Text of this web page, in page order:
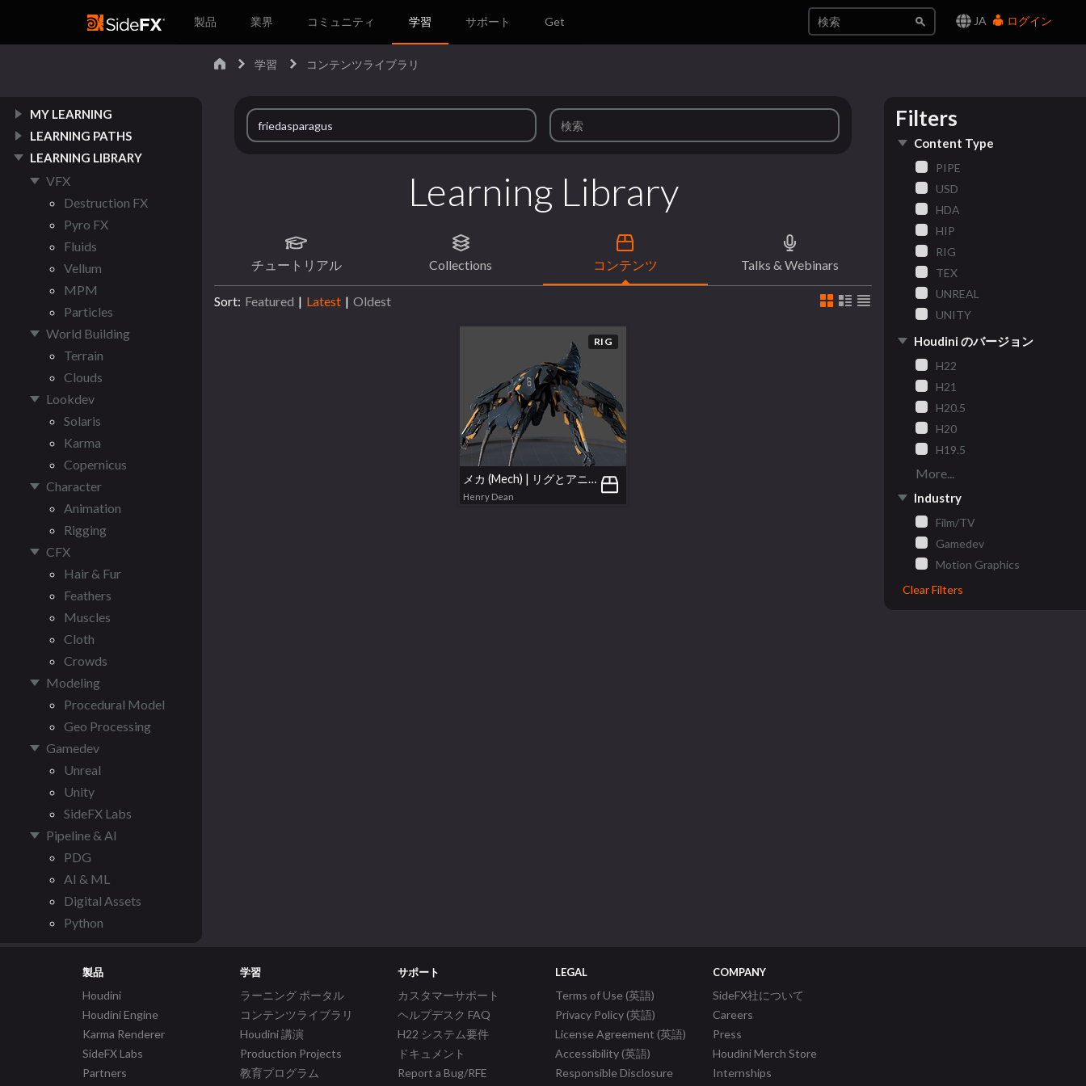
JA ログイン
製品 業界 コミュニティ 学習 サポート Get
MY LEARNING
LEARNING PATHS
LEARNING LIBRARY
VFX
Destruction FX
Pyro FX
Fluids
Vellum
MPM
Particles
World Building
Terrain
Clouds
Lookdev
Solaris
Karma
Copernicus
Character
Animation
Rigging
CFX
Hair & Fur
Feathers
Muscles
Cloth
Crowds
Modeling
Procedural Model
Geo Processing
Gamedev
Unreal
Unity
SideFX Labs
Pipeline & AI
PDG
AI & ML
Digital Assets
Python
学習 コンテンツライブラリ
Learning Library
チュートリアル Collections コンテンツ Talks & Webinars
Sort: Featured | Latest | Oldest
RIG
メカ (Mech) | リグとアニメーション付き UE プロジェクト (Rigged, Animated, with Unreal Project)
Henry Dean
Filters
Content Type
PIPE
USD
HDA
HIP
RIG
TEX
UNREAL
UNITY
Houdini のバージョン
H22
H21
H20.5
H20
H19.5
More...
Industry
Film/TV
Gamedev
Motion Graphics
Clear Filters
製品
Houdini
Houdini Engine
Karma Renderer
SideFX Labs
Partners
学習
ラーニング ポータル
コンテンツライブラリ
Houdini 講演
Production Projects
教育プログラム
サポート
カスタマーサポート
ヘルプデスク FAQ
H22 システム要件
ドキュメント
Report a Bug/RFE
LEGAL
Terms of Use (英語)
Privacy Policy (英語)
License Agreement (英語)
Accessibility (英語)
Responsible Disclosure
COMPANY
SideFX社について
Careers
Press
Houdini Merch Store
Internships